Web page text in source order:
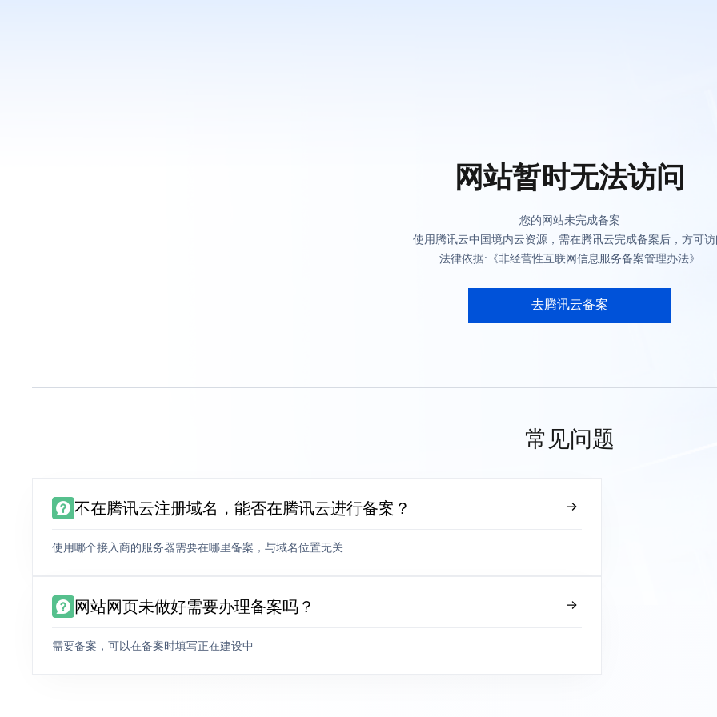
网站暂时无法访问
您的网站未完成备案
使用腾讯云中国境内云资源，需在腾讯云完成备案后，方可
法律依据:《非经营性互联网信息服务备案管理办法》
去腾讯云备案
常见问题
不在腾讯云注册域名，能否在腾讯云进行备案？
使用哪个接入商的服务器需要在哪里备案，与域名位置无关
网站网页未做好需要办理备案吗？
需要备案，可以在备案时填写正在建设中